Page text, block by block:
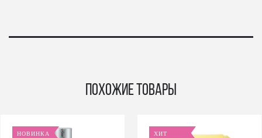
Похожие товары
НОВИНКА
ХИТ